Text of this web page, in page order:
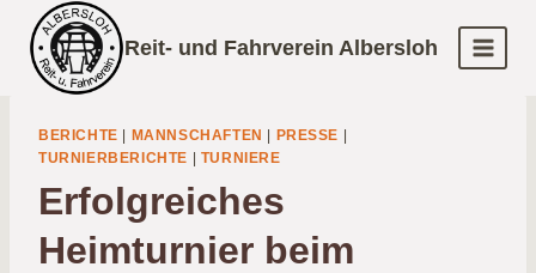
Inhalt
springen
Reit- und Fahrverein Albersloh
BERICHTE MANNSCHAFTEN PRESSE
TURNIERBERICHTE
TURNIERE
Erfolgreiches
Heimturnier beim